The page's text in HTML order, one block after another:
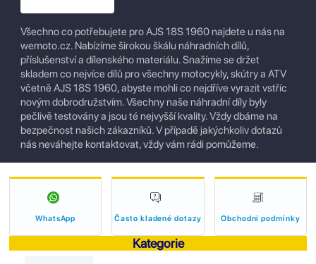
Všechno co potřebujete pro AJS 18S 1960 najdete u nás na
wemoto.cz. Nabízíme širokou škálu náhradních dílů,
příslušenství a dílenského materiálu. Snažíme se držet
skladem co nejvíce dílů pro všechny motocykly, skútry a ATV
včetně AJS 18S 1960, abyste mohli co nejdříve vyrazit vstříc
novým dobrodružstvím. Všechny naše náhradní díly byly
pečlivě testovány a jsou té nejvyšší kvality. Vždy dbáme na
bezpečnost našich zákazníků. V případě jakýchkoliv dotazů
nás neváhejte kontaktovat, vždy vám rádi pomůžeme.
WhatsApp Často kladené dotazy Obchodní podmínky
Kategorie